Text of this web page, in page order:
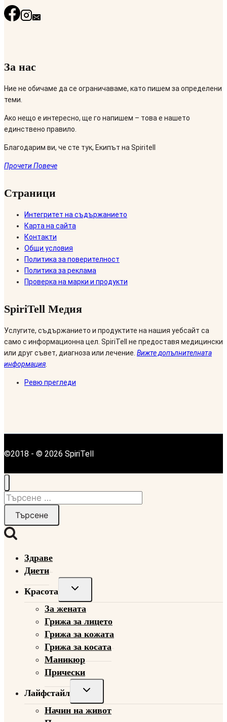
За нас
Ние не обичаме да се ограничаваме, като пишем за определени
теми.
Ако нещо е интересно, ще го напишем – това е нашето
единствено правило.
Благодарим ви, че сте тук, Екипът на Spiritell
Прочети Повече
Страници
Интегритет на съдържанието
Карта на сайта
Контакти
Общи условия
Политика за поверителност
Политика за реклама
Проверка на марки и продукти
SpiriTell Медия
Услугите, съдържанието и продуктите на нашия уебсайт са
само с информационна цел. SpiriTell не предоставя медицински
или друг съвет, диагноза или лечение. Вижте допълнителната
информация.
Ревю прегледи
©2018 - © 2026 SpiriTell
Търсене
Здраве
Диети
Красота
Toggle
menu
За жената
Грижа за лицето
Грижа за кожата
Грижа за косата
Маникюр
Прически
Лайфстайл
Toggle
menu
Начин на живот